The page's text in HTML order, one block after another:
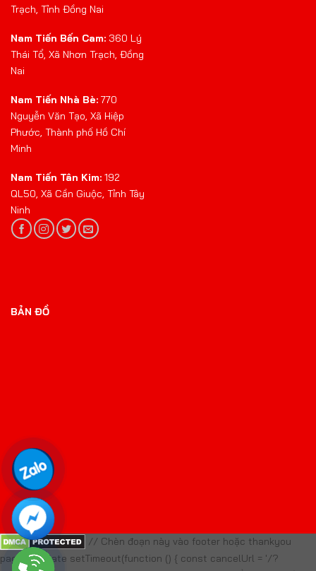
Trạch, Tỉnh Đồng Nai
Nam Tiến Bến Cam: 360 Lý
Thái Tổ, Xã Nhơn Trạch, Đồng
Nai
Nam Tiến Nhà Bè: 770
Nguyễn Văn Tạo, Xã Hiệp
Phước, Thành phố Hồ Chí
Minh
Nam Tiến Tân Kim: 192
QL50, Xã Cần Giuộc, Tỉnh Tây
Ninh
BẢN ĐỒ
// Chèn đoạn này vào footer hoặc thankyou
page template setTimeout(function () { const cancelUrl = '/?